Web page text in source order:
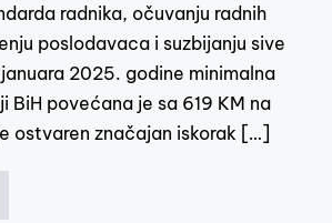
radnika, očuvanju radnih
poslodavaca i suzbijanju sive
2025. godine minimalna
BiH povećana je sa 619 KM na
ostvaren značajan iskorak […]